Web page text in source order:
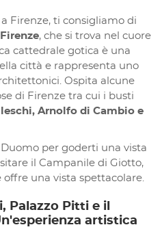
Firenze, ti consigliamo di
, che si trova nel cuore
cattedrale gotica è una
città e rappresenta uno
Ospita alcune
di Firenze tra cui i busti
Arnolfo di Cambio e
per goderti una vista
il Campanile di Giotto,
una vista spettacolare.
Palazzo Pitti e il
artistica